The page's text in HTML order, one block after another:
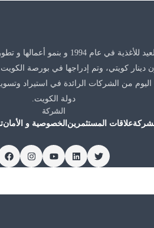
تأسست شركة العيد للأغذية في عام
اليوم من الشركات الرائدة في استيراد
دولة الكويت.
الشركة
علاقات المستثمرين الخصوصية و الأمان